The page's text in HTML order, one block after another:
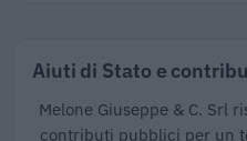
Aiuti di Stato e
Melone Giuseppe & C. Srl
contributi pubblici per un